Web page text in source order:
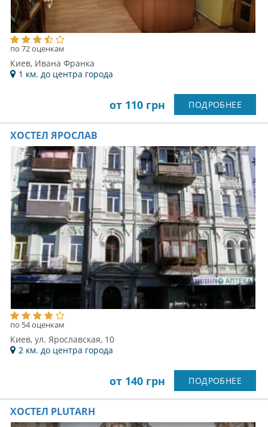
по 72 оценкам
Киев, Ивана Франка
1 км. до центра города
от 110 грн ПОДРОБНЕЕ
ХОСТЕЛ ЯРОСЛАВ
по 54 оценкам
Киев, ул. Ярославская, 10
2 км. до центра города
от 140 грн ПОДРОБНЕЕ
ХОСТЕЛ PLUTARH